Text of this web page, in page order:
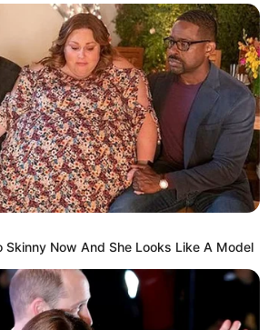
Aura Kasih
KOMENTAR
akan dipublikasikan. Ruas yang wajib ditandai*
Skinny Now And She Looks Like A Model